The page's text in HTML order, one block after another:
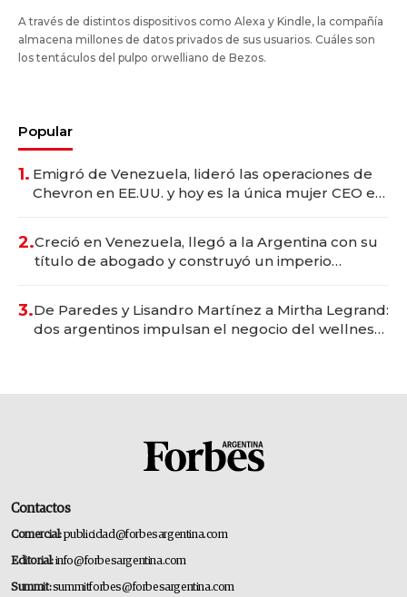
A través de distintos dispositivos como Alexa y Kindle, la compañía
almacena millones de datos privados de sus usuarios. Cuáles son
los tentáculos del pulpo orwelliano de Bezos.
Popular
1. Emigró de Venezuela, lideró las operaciones de
Chevron en EE.UU. y hoy es la única mujer CEO en
2.Creció en Venezuela, llegó a la Argentina con su
título de abogado y construyó un imperio
3.De Paredes y Lisandro Martínez a Mirtha Legrand:
dos argentinos impulsan el negocio del wellness
Contactos
Comercial:publicidad@forbesargentina.com
Editorial:info@forbesargentina.com
Summit:summitforbes@forbesargentina.com